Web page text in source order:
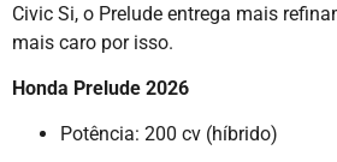
Civic Si, o Prelude entrega mais
mais caro por isso.
Honda Prelude 2026
Potência: 200 cv (híbrido)